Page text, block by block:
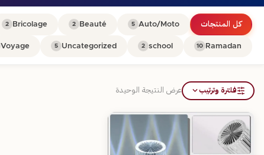
كل المنتجات Auto/Moto
5
Beauté
2
Bricolage
2
Ramadan
10
school
2
Uncategorized
5
Voyage
فلترة وترتيب عرض النتيجة الوحيدة